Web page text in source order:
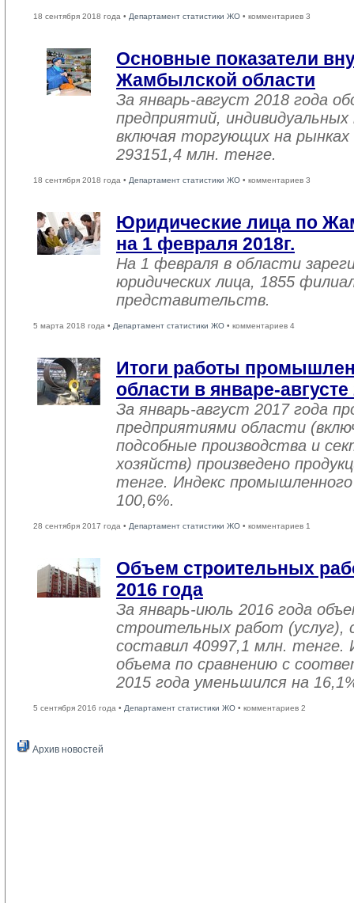
18 сентября 2018 года • Департамент статистики ЖО • комментариев 3
Основные показатели
Жамбылской области
За январь-август 2018 года
предприятий,
включая торгующих на рынках
293151,4 млн. тенге.
18 сентября 2018 года • Департамент статистики ЖО • комментариев 3
Юридические лица по
на 1 февраля 2018г.
На 1 февраля в области
юридических лица, 1855
представительств.
5 марта 2018 года • Департамент статистики ЖО • комментариев 4
Итоги работы
области в январе-августе
За январь-август 2017 года
предприятиями области
подсобные производства и
хозяйств) произведено
тенге. Индекс
100,6%.
28 сентября 2017 года • Департамент статистики ЖО • комментариев 1
Объем строительных
2016 года
За январь-июль 2016 года
строительных работ (услуг),
составил 40997,1 млн. тенге.
объема по сравнению с
2015 года уменьшился на
5 сентября 2016 года • Департамент статистики ЖО • комментариев 2
Архив новостей